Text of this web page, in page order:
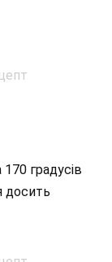
170 градусів
досить